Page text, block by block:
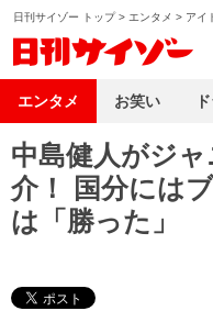
日刊サイゾー トップ> エンタメ > アイ
中島健人がジ
介！ 国分には
は「勝った」
エンタメ お笑い